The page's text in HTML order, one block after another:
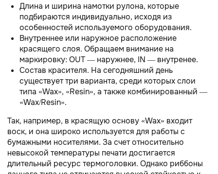
Длина и ширина намотки рулона, которые
подбираются индивидуально, исходя из
особенностей используемого оборудования.
Внутреннее или наружное расположение
красящего слоя. Обращаем внимание на
маркировку: OUT — наружнее, IN — внутренее.
Состав красителя. На сегодняшний день
существует три варианта, среди которых слои
типа «Wax», «Resin», а также комбинированный —
«Wax/Resin».
Так, например, в красящую основу «Wax» входит
воск, и она широко используется для работы с
бумажными носителями. За счет относительно
невысокой температуры печати достигается
длительный ресурс термоголовки. Однако риббоны